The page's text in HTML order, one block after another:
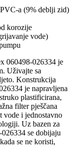
PVC-a (9% deblji zid)
korozije
vode)
060498-026334 je
Uživajte sa
Konstrukcija
je napravljena
plastificirana,
filter pješčana
vode i jednostavno
Uz bazen za
se dobijaju
se ne koristi,